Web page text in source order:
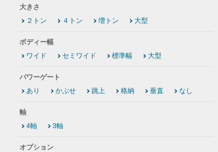
大きさ
２トン
４トン 増トン 大型
ボディー幅
ワイド
セミワイド 標準幅 大型
パワーゲート
あり
かぶせ 跳上 格納 垂直 なし
軸
4軸
3軸
オプション